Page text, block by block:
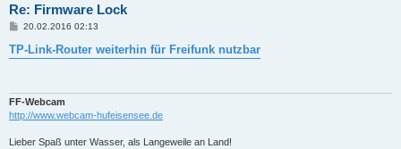
Re: Firmware Lock
B
i
t
20.02.2016 02:13
TP-Link-Router weiterhin für Freifunk nutzbar
FF-Webcam
http://www.webcam-hufeisensee.de
Lieber Spaß unter Wasser, als Langeweile an Land!